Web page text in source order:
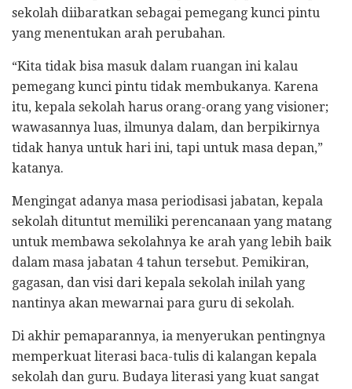
sekolah diibaratkan sebagai pemegang kunci pintu
yang menentukan arah perubahan.
​“Kita tidak bisa masuk dalam ruangan ini kalau
pemegang kunci pintu tidak membukanya. Karena
itu, kepala sekolah harus orang-orang yang visioner;
wawasannya luas, ilmunya dalam, dan berpikirnya
tidak hanya untuk hari ini, tapi untuk masa depan,”
katanya.
​Mengingat adanya masa periodisasi jabatan, kepala
sekolah dituntut memiliki perencanaan yang matang
untuk membawa sekolahnya ke arah yang lebih baik
dalam masa jabatan 4 tahun tersebut. Pemikiran,
gagasan, dan visi dari kepala sekolah inilah yang
nantinya akan mewarnai para guru di sekolah.
​Di akhir pemaparannya, ia menyerukan pentingnya
memperkuat literasi baca-tulis di kalangan kepala
sekolah dan guru. Budaya literasi yang kuat sangat